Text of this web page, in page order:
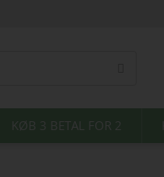
KØB 3 BETAL FOR 2